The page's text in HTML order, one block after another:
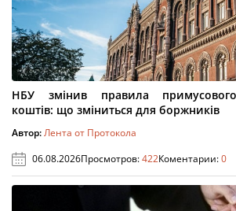
НБУ змінив правила
коштів: що зміниться для боржників
Автор:Лента от Протокола
06.08.2026Просмотров:422Коментарии:0